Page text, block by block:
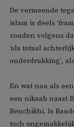
De vermeende
islam is deels
zouden volgens
‘als totaal
onderdrukking’,
En wat nou als
een nikaab naast
Benchikhi. Is
toch